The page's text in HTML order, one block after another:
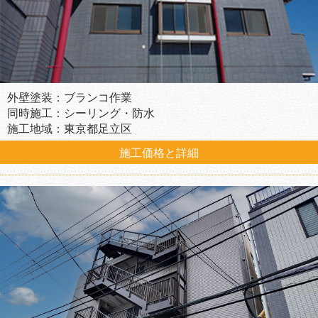
外壁塗装：ブランコ作業
同時施工：シーリング・防水
施工地域：東京都足立区
施工価格と詳細